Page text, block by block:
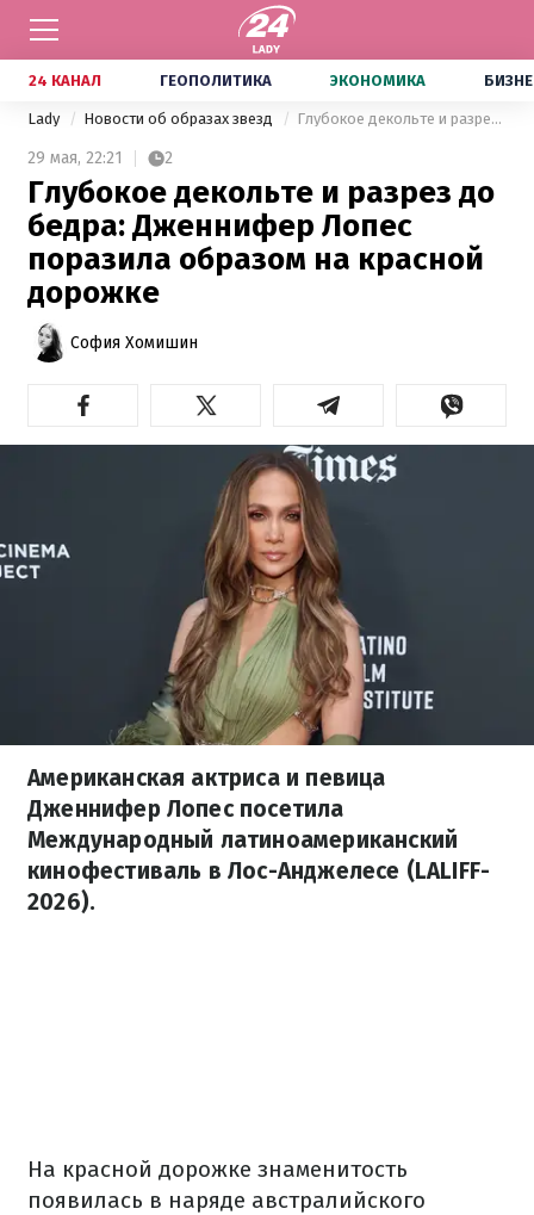
24 КАНАЛ ГЕОПОЛИТИКА ЭКОНОМИКА
Lady Новости об образах звезд Глубокое декольте и разрез до бедра: Дженнифер Лопес поразила образом на красной дорожке
29 мая, 22:21 2
Глубокое декольте и разрез до
бедра: Дженнифер Лопес
поразила образом на красной
дорожке
София Хомишин
Американская актриса и певица
Дженнифер Лопес посетила
Международный латиноамериканский
кинофестиваль в Лос-Анджелесе (LALIFF-
2026).
На красной дорожке знаменитость
появилась в наряде австралийского